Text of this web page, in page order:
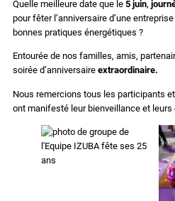
Quelle meilleure date que le 5 juin,
pour fêter l’anniversaire d’une
bonnes pratiques énergétiques ?
Entourée de nos familles, amis,
soirée d’anniversaire extraordinaire.
Nous remercions tous les participants
ont manifesté leur bienveillance et leurs